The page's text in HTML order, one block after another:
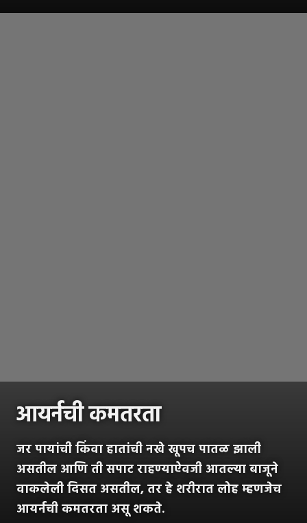
आयर्नची कमतरता
जर पायांची किंवा हातांची नखे खूपच पातळ झाली
असतील आणि ती सपाट राहण्याऐवजी आतल्या बाजूने
वाकलेली दिसत असतील, तर हे शरीरात लोह म्हणजेच
आयर्नची कमतरता असू शकते.